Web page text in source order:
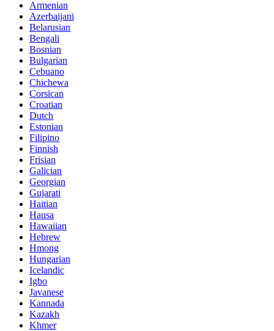
Armenian
Azerbaijani
Belarusian
Bengali
Bosnian
Bulgarian
Cebuano
Chichewa
Corsican
Croatian
Dutch
Estonian
Filipino
Finnish
Frisian
Galician
Georgian
Gujarati
Haitian
Hausa
Hawaiian
Hebrew
Hmong
Hungarian
Icelandic
Igbo
Javanese
Kannada
Kazakh
Khmer